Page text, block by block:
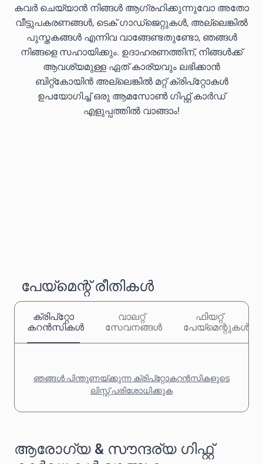
കവർ ചെയ്യാൻ നിങ്ങൾ ആഗ്രഹിക്കുന്നുവോ അതോ
വീട്ടുപകരണങ്ങൾ, ടെക് ഗാഡ്‌ജെറ്റുകൾ, അല്ലെങ്കിൽ
പുസ്തകങ്ങൾ എന്നിവ വാങ്ങേണ്ടതുണ്ടോ, ഞങ്ങൾ
നിങ്ങളെ സഹായിക്കും. ഉദാഹരണത്തിന്, നിങ്ങൾക്ക്
ആവശ്യമുള്ള ഏത് കാര്യവും ലഭിക്കാൻ
ബിറ്റ്കോയിൻ അല്ലെങ്കിൽ മറ്റ് ക്രിപ്‌റ്റോകൾ
ഉപയോഗിച്ച് ഒരു ആമസോൺ ഗിഫ്റ്റ് കാർഡ്
എളുപ്പത്തിൽ വാങ്ങാം!
പേയ്‌മെന്റ് രീതികൾ
ക്രിപ്‌റ്റോ
കറൻസികൾ
വാലറ്റ്
സേവനങ്ങൾ
ഫിയറ്റ്
പേയ്‌മെന്റുകൾ
ഞങ്ങൾ പിന്തുണയ്ക്കുന്ന ക്രിപ്‌റ്റോകറൻസികളുടെ
ലിസ്റ്റ് പരിശോധിക്കുക
ആരോഗ്യ & സൗന്ദര്യ ഗിഫ്റ്റ്